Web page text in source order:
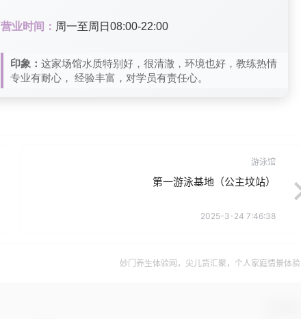
营业时间： 周一至周日08:00-22:00
印象： 这家场馆水质特别好，很清澈，环境也好，教练热情
专业有耐心， 经验丰富，对学员有责任心。
游泳馆
第一游泳基地（公主坟站）
2025-3-24 7:46:38
妙门养生体验网，尖儿货汇聚，个人家庭情景体验